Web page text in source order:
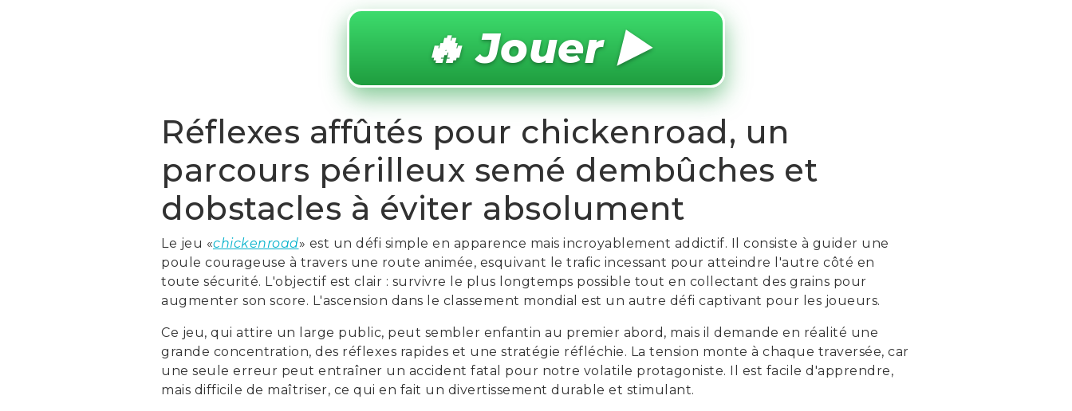
🔥 Jouer ▶️
Réflexes affûtés pour chickenroad, un
parcours périlleux semé dembûches et
dobstacles à éviter absolument
Le jeu «chickenroad» est un défi simple en apparence mais incroyablement addictif. Il consiste à guider une
poule courageuse à travers une route animée, esquivant le trafic incessant pour atteindre l'autre côté en
toute sécurité. L'objectif est clair : survivre le plus longtemps possible tout en collectant des grains pour
augmenter son score. L'ascension dans le classement mondial est un autre défi captivant pour les joueurs.
Ce jeu, qui attire un large public, peut sembler enfantin au premier abord, mais il demande en réalité une
grande concentration, des réflexes rapides et une stratégie réfléchie. La tension monte à chaque traversée, car
une seule erreur peut entraîner un accident fatal pour notre volatile protagoniste. Il est facile d'apprendre,
mais difficile de maîtriser, ce qui en fait un divertissement durable et stimulant.